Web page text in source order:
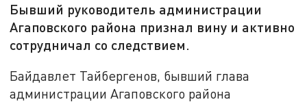
Бывший руководитель администрации
Агаповского района признал вину и активно
сотрудничал со следствием.
Байдавлет Тайбергенов, бывший глава
администрации Агаповского района